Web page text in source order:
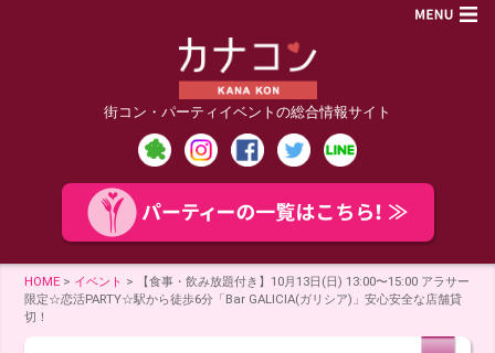
街コン・パーティイベントの総合情報サイト
HOME > イベント >
【食事・飲み放題付き】10月13日(日) 13:00〜15:00 アラサー
限定☆恋活PARTY☆駅から徒歩6分「Bar GALICIA(ガリシア)」安心安全な店舗貸
切！